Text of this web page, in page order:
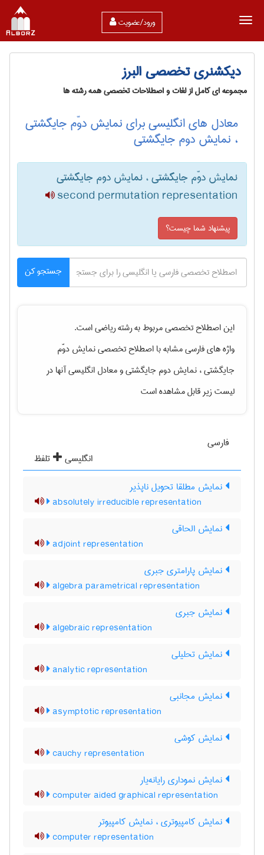
ورود/عضویت
دیکشنری تخصصی البرز
مجموعه ای کامل از لغات و اصطلاحات تخصصی همه رشته ها
معادل های انگلیسی برای نمایش دوّم جایگشتی
، نمایش دوم جایگشتی
نمایش دوّم جایگشتی ، نمایش دوم جایگشتی
second permutation representation
پیشنهاد شما چیست؟
جستجو کن
این اصطلاح تخصصی مربوط به رشتهرياضیاست.
واژه های فارسی مشابه با اصطلاح تخصصینمایش دوّم
جایگشتی ، نمایش دوم جایگشتیو معادل انگلیسی آنها در
لیست زیر قابل مشاهده است
فارسی
انگلیسی
تلفظ
نمایش مطلقا تحویل ناپذیر
absolutely irreducible representation
نمایش الحاقی
adjoint representation
نمایش پارامتری جبری
algebra parametrical representation
نمایش جبری
algebraic representation
نمایش تحلیلی
analytic representation
نمایش مجانبی
asymptotic representation
نمایش کوشی
cauchy representation
نمایش نموداری رایانه‌یار
computer aided graphical representation
نمایش کامپیوتری ، نمایش کامپیوتر
computer representation